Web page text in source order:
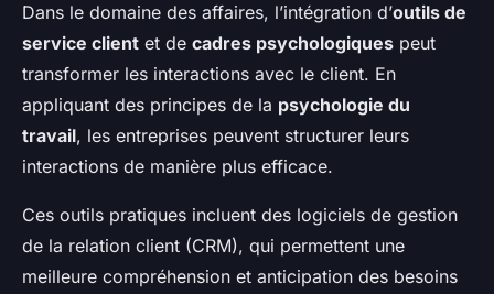
Dans le domaine des affaires, l’intégration d’outils de
service client et de cadres psychologiques peut
transformer les interactions avec le client. En
appliquant des principes de la psychologie du
travail, les entreprises peuvent structurer leurs
interactions de manière plus efficace.
Ces outils pratiques incluent des logiciels de gestion
de la relation client (CRM), qui permettent une
meilleure compréhension et anticipation des besoins